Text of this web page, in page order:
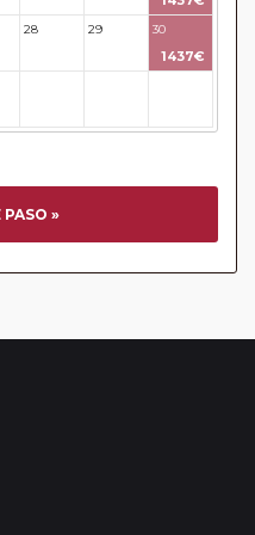
estos días, no estarán
En caso de circuitos con
en base a los datos/
reservas "A
existiendo un
No se aceptarán reservas
"Minipaquetes", y los
con islas (Griegas
devengado por la
circuito, cuando las
sean las mismas que se
solamente si la
28 29 30
1437€
PASO »